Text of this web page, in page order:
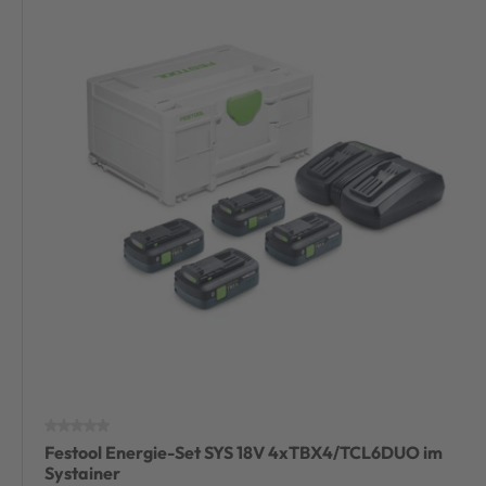
Festool Energie-Set SYS 18V 4xTBX4/TCL6DUO im
Systainer